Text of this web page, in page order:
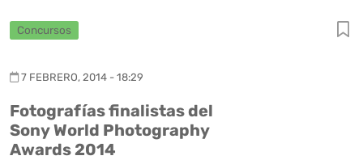
Concursos
7 FEBRERO, 2014 - 18:29
Fotografías finalistas del
Sony World Photography
Awards 2014